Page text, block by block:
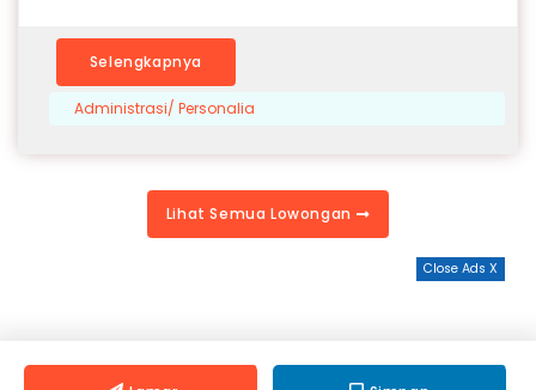
Selengkapnya
Administrasi/ Personalia
Lihat Semua Lowongan
Close Ads X